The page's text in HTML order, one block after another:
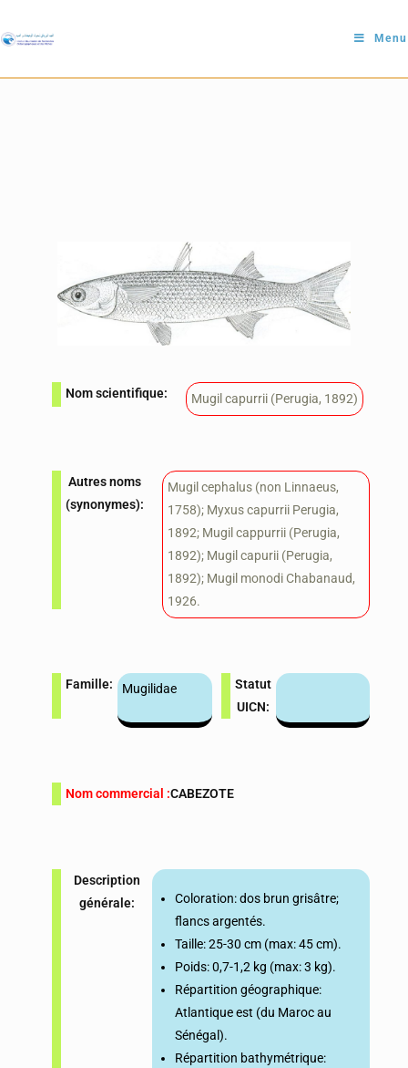
Menu
Nom scientifique: Mugil capurrii (Perugia, 1892)
Autres noms
(synonymes):
Mugil cephalus (non Linnaeus,
1758); Myxus capurrii Perugia,
1892; Mugil cappurrii (Perugia,
1892); Mugil capurii (Perugia,
1892); Mugil monodi Chabanaud,
1926.
Famille: Mugilidae
Statut
UICN:
Nom commercial :CABEZOTE
Description
générale:
Coloration: dos brun grisâtre;
flancs argentés.
Taille: 25-30 cm (max: 45 cm).
Poids: 0,7-1,2 kg (max: 3 kg).
Répartition géographique:
Atlantique est (du Maroc au
Sénégal).
Répartition bathymétrique: